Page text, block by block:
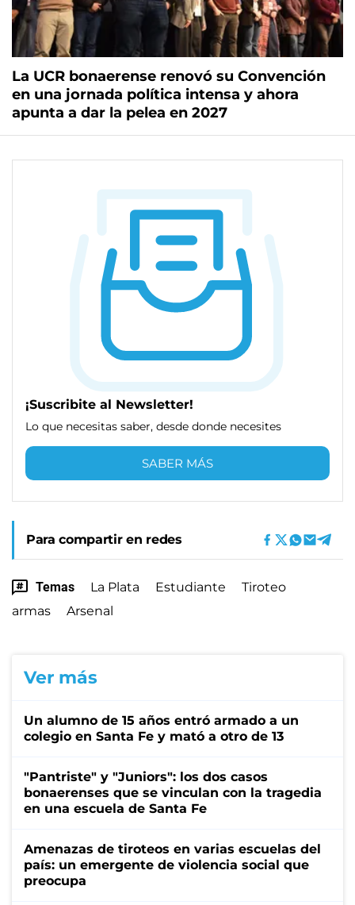
La UCR bonaerense renovó su Convención
en una jornada política intensa y ahora
apunta a dar la pelea en 2027
¡Suscribite al Newsletter!
Lo que necesitas saber, desde donde necesites
SABER MÁS
Para compartir en redes
Temas La Plata Estudiante
Tiroteo
armas
Arsenal
Ver más
Un alumno de 15 años entró armado a un
colegio en Santa Fe y mató a otro de 13
"Pantriste" y "Juniors": los dos casos
bonaerenses que se vinculan con la tragedia
en una escuela de Santa Fe
Amenazas de tiroteos en varias escuelas del
país: un emergente de violencia social que
preocupa